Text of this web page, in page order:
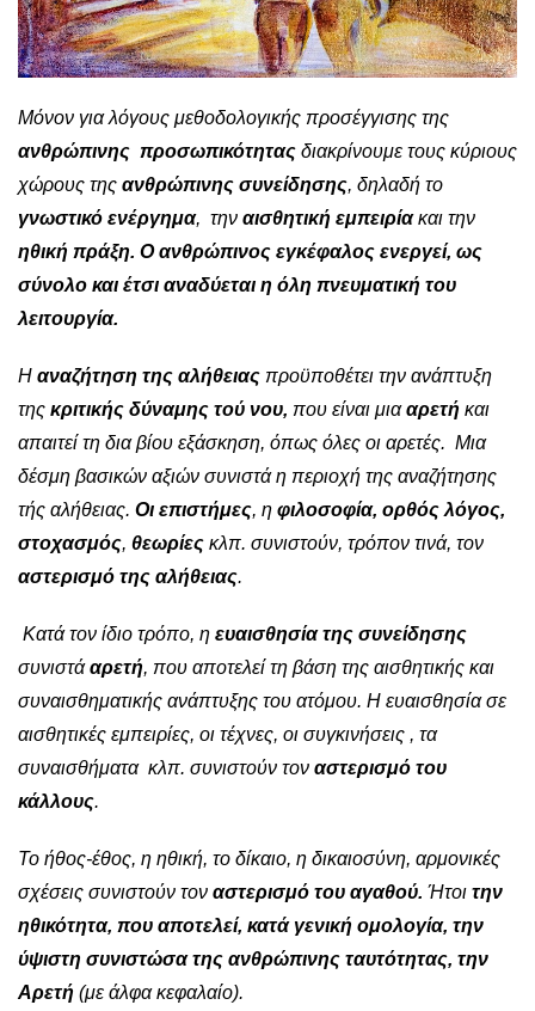
Μόνον για λόγους μεθοδολογικής προσέγγισης της
ανθρώπινης προσωπικότητας διακρίνουμε τους κύριους
χώρους της ανθρώπινης συνείδησης, δηλαδή το
γνωστικό ενέργημα, την αισθητική εμπειρίακαι την
ηθική πράξη. Ο ανθρώπινος εγκέφαλος ενεργεί, ως
σύνολο και έτσι αναδύεται η όλη πνευματική του
λειτουργία.
Η αναζήτηση της αλήθειας προϋποθέτει την ανάπτυξη
της κριτικής δύναμης τού νου, που είναι μιααρετή και
απαιτεί τη δια βίου εξάσκηση, όπως όλες οι αρετές. Μια
δέσμη βασικών αξιών συνιστά η περιοχή της αναζήτησης
τής αλήθειας. Οι επιστήμες, η φιλοσοφία, ορθός λόγος,
στοχασμός, θεωρίες κλπ. συνιστούν, τρόπον τινά, τον
αστερισμό της αλήθειας.
Κατά τον ίδιο τρόπο, η ευαισθησία της συνείδησης
συνιστάαρετή, που αποτελεί τη βάση της αισθητικής και
συναισθηματικής ανάπτυξης του ατόμου. Η ευαισθησία σε
αισθητικές εμπειρίες, οι τέχνες, οι συγκινήσεις , τα
συναισθήματα κλπ. συνιστούν τον αστερισμό του
κάλλους.
Το ήθος-έθος, η ηθική, το δίκαιο, η δικαιοσύνη, αρμονικές
σχέσεις συνιστούν τον αστερισμό του αγαθού. Ήτοι την
ηθικότητα, που αποτελεί, κατά γενική ομολογία, την
ύψιστη συνιστώσα της ανθρώπινης ταυτότητας, την
Αρετή (με άλφα κεφαλαίο).